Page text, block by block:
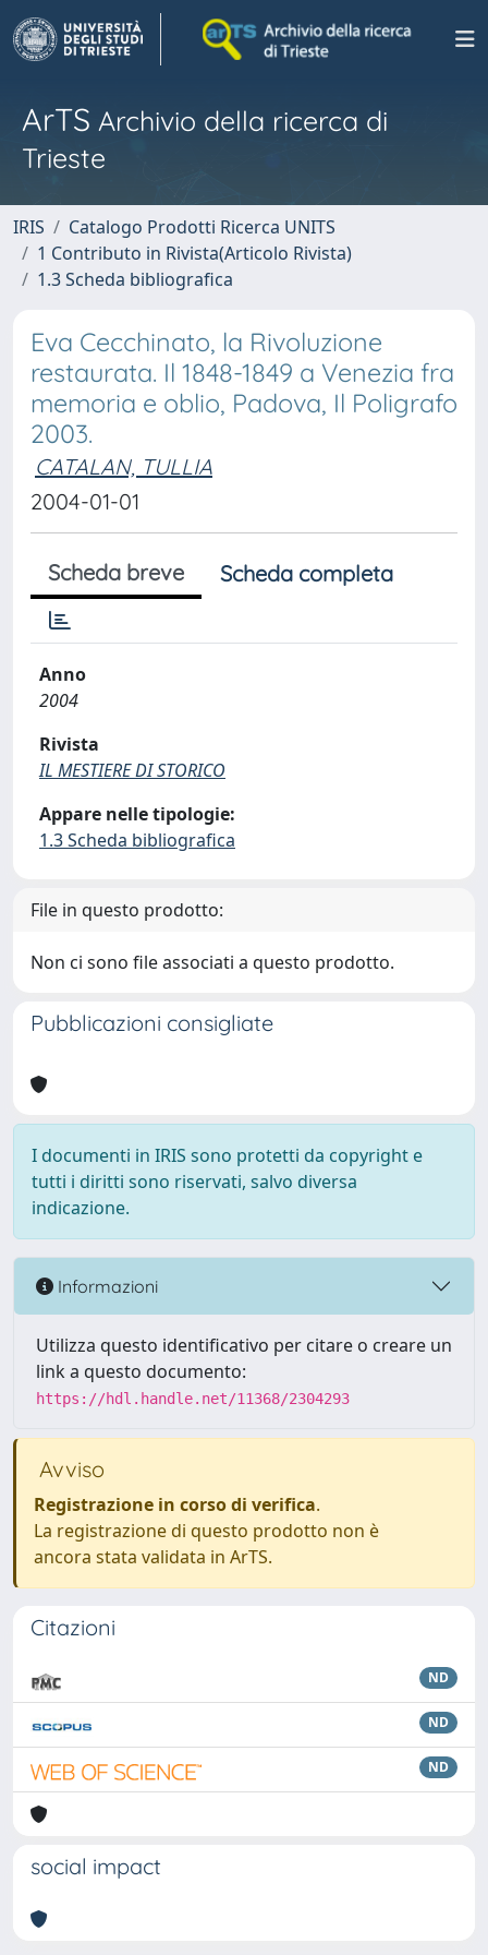
ArTS Archivio della ricerca di
Trieste
IRIS
Catalogo Prodotti Ricerca UNITS
1 Contributo in Rivista(Articolo Rivista)
1.3 Scheda bibliografica
Eva Cecchinato, la Rivoluzione
restaurata. Il 1848-1849 a Venezia fra
memoria e oblio, Padova, Il Poligrafo
2003.
CATALAN, TULLIA
2004-01-01
Scheda breve Scheda completa
Anno
2004
Rivista
IL MESTIERE DI STORICO
Appare nelle tipologie:
1.3 Scheda bibliografica
File in questo prodotto:
Non ci sono file associati a questo prodotto.
Pubblicazioni consigliate
I documenti in IRIS sono protetti da copyright e
tutti i diritti sono riservati, salvo diversa
indicazione.
Informazioni
Utilizza questo identificativo per citare o creare un
link a questo documento:
https://hdl.handle.net/11368/2304293
Avviso
Registrazione in corso di verifica.
La registrazione di questo prodotto non è
ancora stata validata in ArTS.
Citazioni
ND
ND
ND
social impact